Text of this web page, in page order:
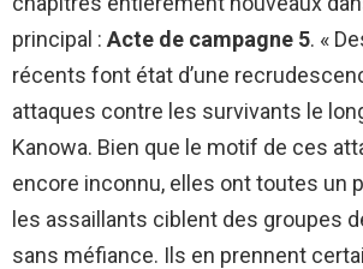
principal : Acte de campagne 5. «
récents font état d’une
attaques contre les survivants le
Kanowa. Bien que le motif de ces
encore inconnu, elles ont toutes un
les assaillants ciblent des groupes
sans méfiance. Ils en prennent